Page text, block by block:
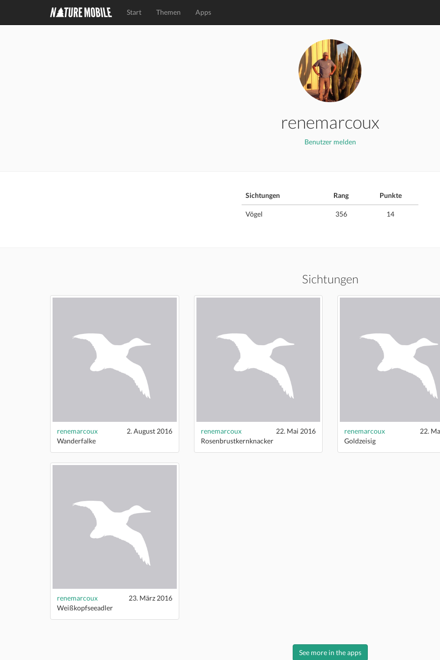
Start Themen Apps
renemarcoux
Benutzer melden
Sichtungen Rang Punkte
Vögel 356 14
Sichtungen
renemarcoux
2. August 2016
Wanderfalke
renemarcoux
22. Mai 2016
Rosenbrustkernknacker
renemarcoux
22.
Goldzeisig
renemarcoux
23. März 2016
Weißkopfseeadler
See more in the apps